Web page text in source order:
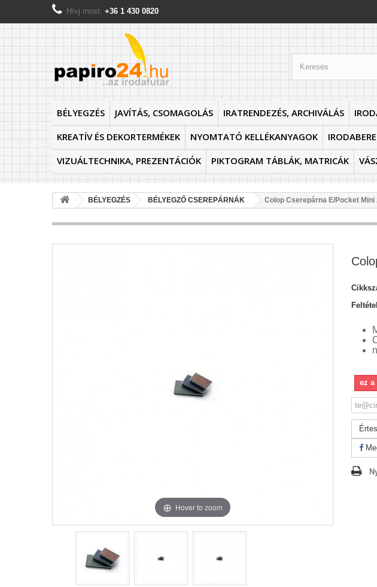
Hívj most: +36 1 430 0820
BÉLYEGZÉS JAVÍTÁS, CSOMAGOLÁS IRATRENDEZÉS, ARCHIVÁLÁS
KREATÍV ÉS DEKORTERMÉKEK
NYOMTATÓ KELLÉKANYAGOK
VIZUÁLTECHNIKA, PREZENTÁCIÓK
PIKTOGRAM TÁBLÁK, MATRICÁK
BÉLYEGZÉS BÉLYEGZŐ CSEREPÁRNÁK Colop Cserepárna E/Pocket Mini
Hover to zoom
ez a